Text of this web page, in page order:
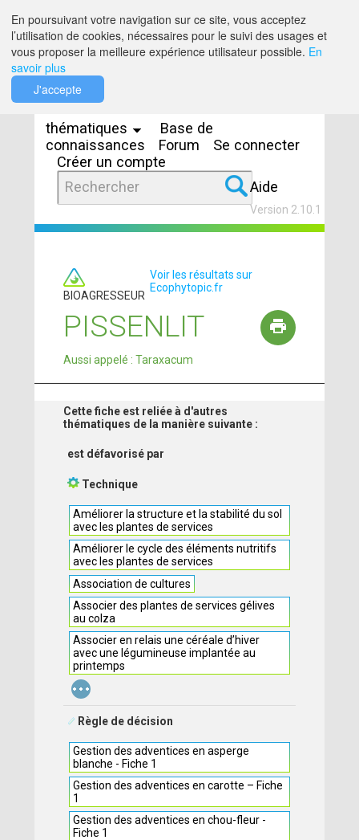
thématiques
Base de
connaissances
Forum
Se connecter
Créer un compte
Aide
Version 2.10.1
BIOAGRESSEUR
Voir les résultats sur
Ecophytopic.fr
PISSENLIT
Aussi appelé : Taraxacum
Cette fiche est reliée à d'autres
thématiques de la manière suivante :
est défavorisé par
Technique
Améliorer la structure et la stabilité du sol
avec les plantes de services
Améliorer le cycle des éléments nutritifs
avec les plantes de services
Association de cultures
Associer des plantes de services gélives
au colza
Associer en relais une céréale d’hiver
avec une légumineuse implantée au
printemps
...
Règle de décision
Gestion des adventices en asperge
blanche - Fiche 1
Gestion des adventices en carotte – Fiche
1
Gestion des adventices en chou-fleur -
Fiche 1
En poursuivant votre navigation sur ce site, vous acceptez
l’utilisation de cookies, nécessaires pour le suivi des usages et
vous proposer la meilleure expérience utilisateur possible. En
savoir plus
J'accepte